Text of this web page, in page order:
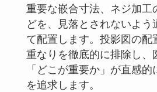
重要な嵌合寸法、ネジ加工
どを、見落とされないよ
て配置します。投影図の配
重なりを徹底的に排除し、
「どこが重要か」が直感
を追求します。